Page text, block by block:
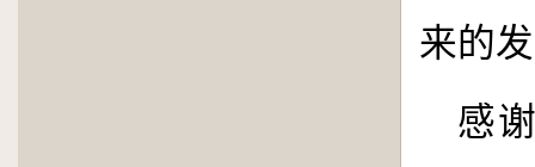
来的
感